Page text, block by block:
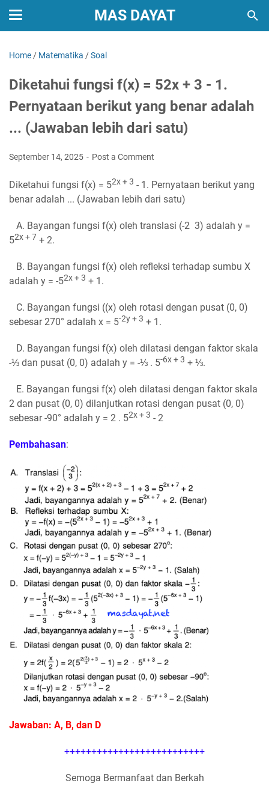
MAS DAYAT
Home / Matematika /Soal
Diketahui fungsi f(x) = 52x + 3 - 1.
Pernyataan berikut yang benar adalah
... (Jawaban lebih dari satu)
September 14, 2025 Post a Comment
Diketahui fungsi f(x) = 52x + 3 - 1 . Pernyataan berikut yang
benar adalah ... (Jawaban lebih dari satu)
A. Bayangan fungsi f(x) oleh translasi (-2 3) adalah y =
52x + 7 + 2.
B. Bayangan fungsi f(x) oleh refleksi terhadap sumbu X
adalah y = -52x + 3 + 1.
C. Bayangan fungsi ((x) oleh rotasi dengan pusat (0, 0)
sebesar 270° adalah x = 5-2y + 3 + 1.
D. Bayangan fungsi f(x) oleh dilatasi dengan faktor skala
-⅓ dan pusat (0, 0) adalah y = -⅓ . 5-6x + 3 + ⅓.
E. Bayangan fungsi f(x) oleh dilatasi dengan faktor skala
2 dan pusat (0, 0) dilanjutkan rotasi dengan pusat (0, 0)
sebesar -90° adalah y = 2 . 52x + 3 - 2
Pembahasan:
Jawaban: A, B, dan D
++++++++++++++++++++++++++
Semoga Bermanfaat dan Berkah